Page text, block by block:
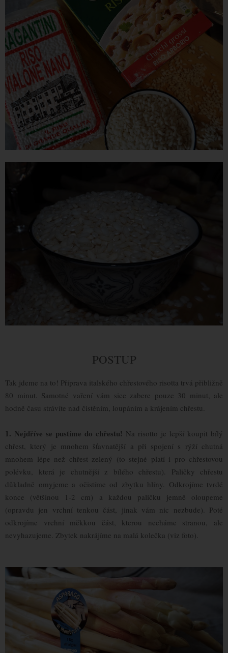
POSTUP
Tak jdeme na to! Příprava italského chřestového risotta trvá přibližně
80 minut. Samotné vaření vám sice zabere pouze 30 minut, ale
hodně času strávíte nad čistěním, loupáním a krájením chřestu.
1. Nejdříve se pustíme do chřestu! Na risotto je lepší koupit bílý
chřest, který je mnohem šťavnatější a při spojení s rýží chutná
mnohem lépe než chřest zelený (to stejné platí i pro chřestovou
polévku, která je chutnější z bílého chřestu). Paličky chřestu
důkladně omyjeme a očistíme od zbytku hlíny. Odkrojíme tvrdé
konce (většinou 1-2 cm) a každou paličku jemně oloupeme
(opravdu jen vrchní tenkou část, jinak vám nic nezbude). Poté
odkrojíme vrchní měkkou část, kterou necháme stranou, ale
nevyhazujeme. Zbytek nakrájíme na malá kolečka (viz foto).